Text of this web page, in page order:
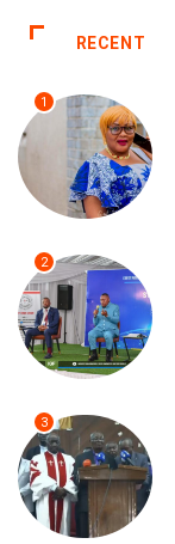
RECENT
1
2
3